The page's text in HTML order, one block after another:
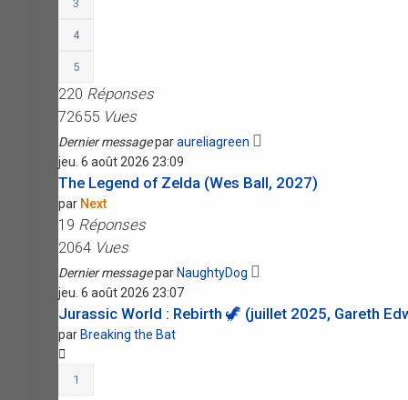
3
4
5
220 Réponses
72655 Vues
Dernier messageparaureliagreen
jeu. 6 août 2026 23:09
The Legend of Zelda (Wes Ball, 2027)
par Next
19 Réponses
2064 Vues
Dernier messagepar NaughtyDog
jeu. 6 août 2026 23:07
Jurassic World : Rebirth 🦖 (juillet 2025, Gareth
par Breaking the Bat
1